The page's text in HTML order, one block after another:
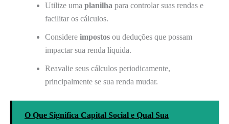
Utilize uma planilha para controlar suas rendas e
facilitar os cálculos.
Considere impostos ou deduções que possam
impactar sua renda líquida.
Reavalie seus cálculos periodicamente,
principalmente se sua renda mudar.
O Que Significa Capital Social e Qual Sua